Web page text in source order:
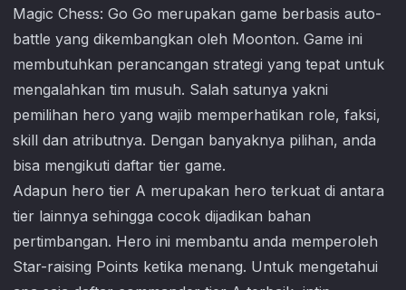
Magic Chess: Go Go merupakan game berbasis auto-
battle yang dikembangkan oleh Moonton. Game ini
membutuhkan perancangan strategi yang tepat untuk
mengalahkan tim musuh. Salah satunya yakni
pemilihan hero yang wajib memperhatikan role, faksi,
skill dan atributnya. Dengan banyaknya pilihan, anda
bisa mengikuti daftar tier game.
Adapun hero tier A merupakan hero terkuat di antara
tier lainnya sehingga cocok dijadikan bahan
pertimbangan. Hero ini membantu anda memperoleh
Star-raising Points ketika menang. Untuk mengetahui